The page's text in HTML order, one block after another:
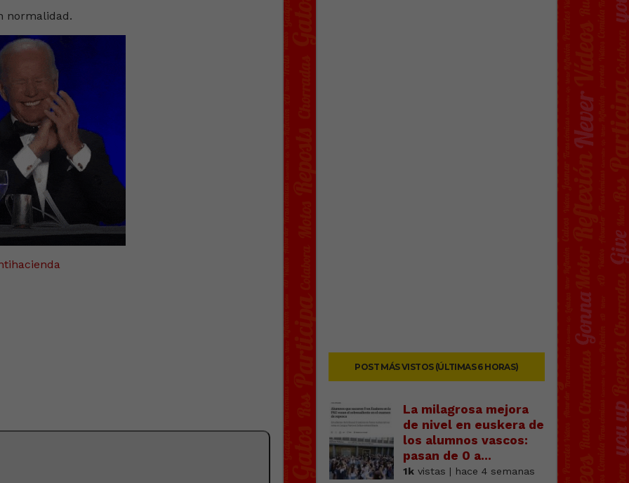
POST MÁS VISTOS (ÚLTIMAS 6 HORAS)
La milagrosa mejora
de nivel en euskera de
los alumnos vascos:
pasan de 0 a...
1kvistas | hace 4 semanas